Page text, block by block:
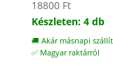
18800 Ft
Készleten: 4 db
🚚 Akár másnapi
✅ Magyar raktárról